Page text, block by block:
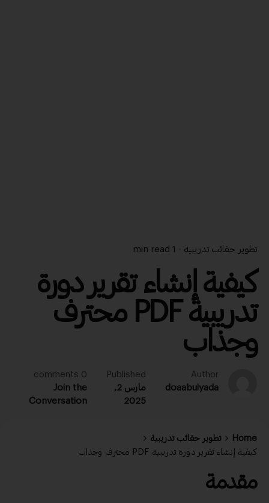
تطوير حقائب تدريبية 1 min read
كيفية إنشاء تقرير دورة
تدريبية PDF محترف
وجذاب
Author
doaabuiyada
Published
مارس 2,
2025
0 comments
Join the
Conversation
Home
تطوير حقائب تدريبية
كيفية إنشاء تقرير دورة تدريبية PDF محترف وجذاب
مقدمة